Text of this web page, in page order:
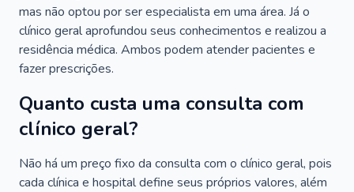
mas não optou por ser especialista em uma área. Já o
clínico geral aprofundou seus conhecimentos e realizou a
residência médica. Ambos podem atender pacientes e
fazer prescrições.
Quanto custa uma consulta com
clínico geral?
Não há um preço fixo da consulta com o clínico geral, pois
cada clínica e hospital define seus próprios valores, além